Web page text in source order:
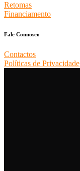
Retomas
Financiamento
Fale Connosco
Contactos
Políticas de Privacidade